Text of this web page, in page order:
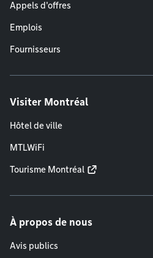
Appels d'offres
Emplois
Fournisseurs
Visiter Montréal
Hôtel de ville
MTLWiFi
Tourisme Montréal
À propos de nous
Avis publics